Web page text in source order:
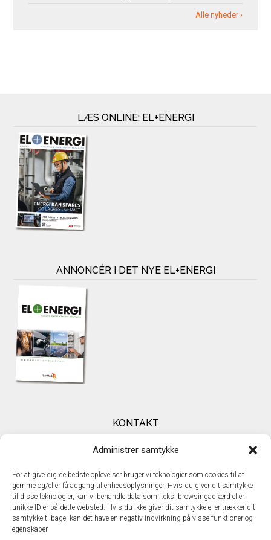
Administrer samtykke
For at give dig de bedste oplevelser bruger vi teknologier som cookies til at
gemme og/eller få adgang til enhedsoplysninger. Hvis du giver dit samtykke
til disse teknologier, kan vi behandle data som f.eks. browsingadfærd eller
unikke ID'er på dette websted. Hvis du ikke giver dit samtykke eller trækker dit
samtykke tilbage, kan det have en negativ indvirkning på visse funktioner og
egenskaber.
Alle nyheder ›
LÆS ONLINE: EL+ENERGI
ANNONCÉR I DET NYE EL+ENERGI
KONTAKT
Naverland 35
www.techmedia.dk
Telefon: +45 43 24 26 28
E-mail:info@techmedia.dk
Privatlivspolitik